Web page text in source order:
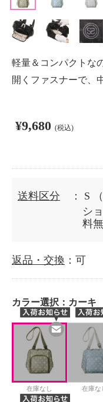
軽量＆コンパクトな
開くファスナーで、
¥9,680 (税込)
送料区分 ： S
シ
料
返品・交換 ：可
カラー選択： カーキ
在庫なし 在庫な